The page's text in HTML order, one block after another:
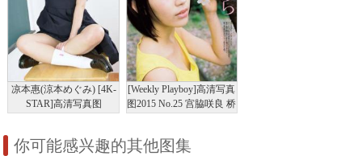
凉本惠(涼本めぐみ) [4K-
STAR]高清写真图
[Weekly Playboy]高清写真
图2015 No.25 宫脇咲良 桥
めぐみ 水谷あおい 岛崎
你可能感兴趣的其他图集